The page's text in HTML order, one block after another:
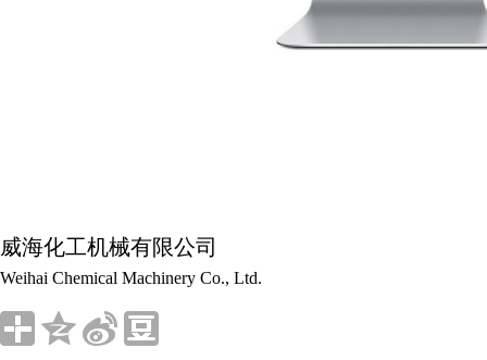
威海化工机械有限公司
Weihai Chemical Machinery Co., Ltd.